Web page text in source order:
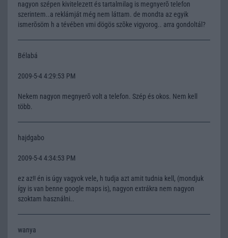
nagyon szépen kivitelezett és tartalmilag is megnyerõ telefon
szerintem..a reklámját még nem láttam. de mondta az egyik
ismerõsöm h a tévében vmi dögös szõke vigyorog.. arra gondoltál?
Bélabá
2009-5-4 4:29:53 PM
Nekem nagyon megnyerõ volt a telefon. Szép és okos. Nem kell
több.
hajdgabo
2009-5-4 4:34:53 PM
ez az!! én is úgy vagyok vele, h tudja azt amit tudnia kell, (mondjuk
így is van benne google maps is), nagyon extrákra nem nagyon
szoktam használni..
wanya